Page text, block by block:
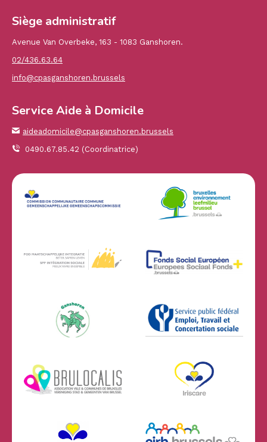
Siège administratif
Avenue Van Overbeke, 163 - 1083 Ganshoren.
02/436.63.64
info@cpasganshoren.brussels
Service Aide à Domicile
aideadomicile@cpasganshoren.brussels
0490.67.85.42 (Coordinatrice)